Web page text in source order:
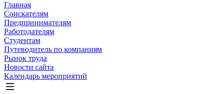
Главная
Соискателям
Предпринимателям
Работодателям
Студентам
Путеводитель по компаниям
Рынок труда
Новости сайта
Календарь мероприятий